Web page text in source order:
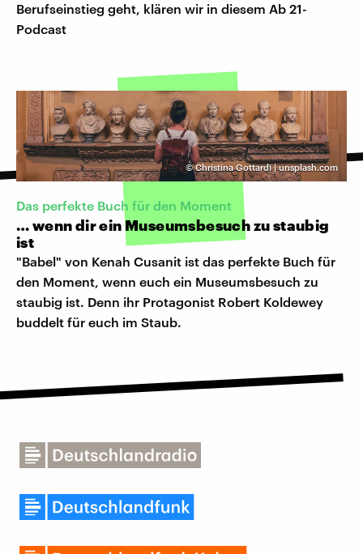
Berufseinstieg geht, klären wir in diesem Ab 21-
Podcast
©Christina Gottardi | unsplash.com
Das perfekte Buch für den Moment
… wenn dir ein Museumsbesuch zu staubig
ist
"Babel" von Kenah Cusanit ist das perfekte Buch für
den Moment, wenn euch ein Museumsbesuch zu
staubig ist. Denn ihr Protagonist Robert Koldewey
buddelt für euch im Staub.